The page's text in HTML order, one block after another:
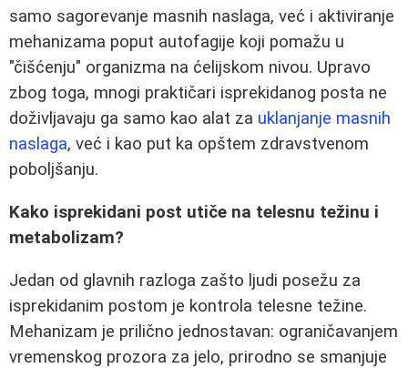
samo sagorevanje masnih naslaga, već i aktiviranje
mehanizama poput autofagije koji pomažu u
"čišćenju" organizma na ćelijskom nivou. Upravo
zbog toga, mnogi praktičari isprekidanog posta ne
doživljavaju ga samo kao alat za uklanjanje masnih
naslaga, već i kao put ka opštem zdravstvenom
poboljšanju.
Kako isprekidani post utiče na telesnu težinu i
metabolizam?
Jedan od glavnih razloga zašto ljudi posežu za
isprekidanim postom je kontrola telesne težine.
Mehanizam je prilično jednostavan: ograničavanjem
vremenskog prozora za jelo, prirodno se smanjuje